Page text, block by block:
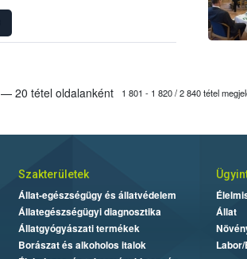
— 20 tétel oldalanként 1 801 - 1 820 / 2 840 tétel
Szakterületek
Állat-egészségügy és állatvédelem
Állategészségügyi diagnosztika
Állatgyógyászati termékek
Borászat és alkoholos italok
Állat